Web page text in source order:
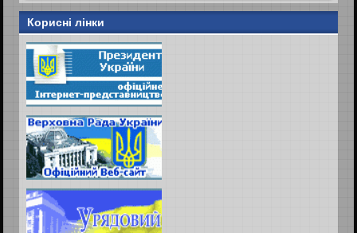
Корисні лінки